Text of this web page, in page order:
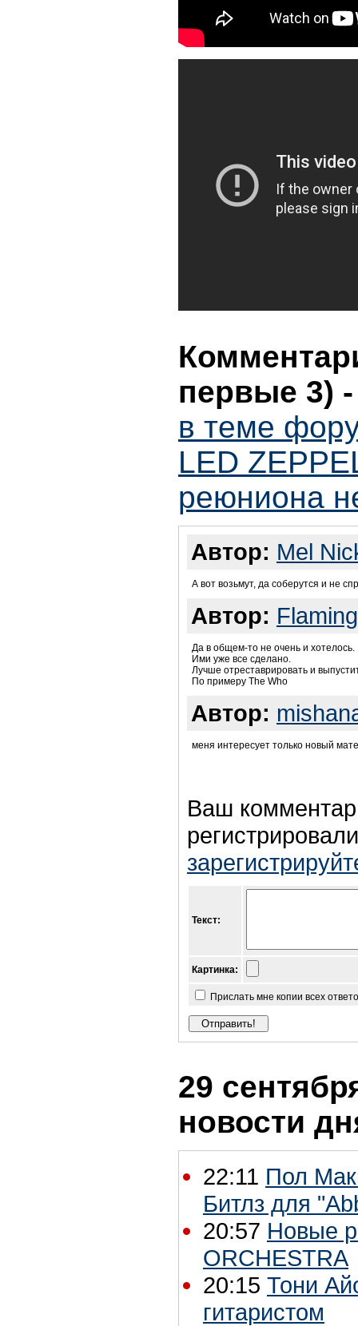
первые 3)
в теме
LED
реюниона
Автор: Mel
А вот возьмут, да соберутся и не
Автор:
Да в общем-то не очень и хотелось.
Ими уже все сделано.
Лучше отреставрировать и
По примеру The Who
Автор:
меня интересует только новый
Ваш
Текст:
Картинка:
Прислать мне копии всех
29
новости
22:11 Пол
Битлз для
20:57 Новые
ORCHESTRA
20:15 Тони
гитаристом